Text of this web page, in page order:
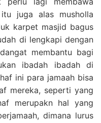
juga alas musholla
karpet masjid bagus
di lengkapi dengan
membantu bagi
ibadah ibadah di
ini para jamaah bisa
mereka, seperti yang
merupakn hal yang
dimana lurus